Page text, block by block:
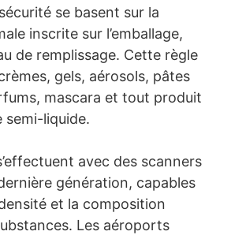
se basent sur la
inscrite sur l’emballage,
de remplissage. Cette règle
gels, aérosols, pâtes
mascara et tout produit
semi-liquide.
avec des scanners
génération, capables
et la composition
Les aéroports